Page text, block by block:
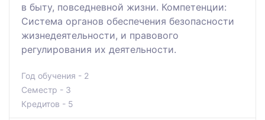
в быту, повседневной жизни. Компетенции:
Система органов обеспечения безопасности
жизнедеятельности, и правового
регулирования их деятельности.
Год обучения - 2
Семестр - 3
Кредитов - 5